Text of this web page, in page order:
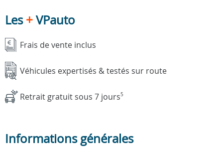
Les+VPauto
Frais de vente inclus
Véhicules expertisés & testés sur route
Retrait gratuit sous 7 jours5
Informations générales